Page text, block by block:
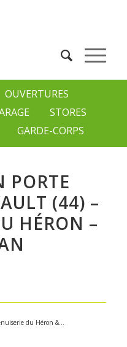
OUVERTURES
STORES
GARDE-CORPS
PORTE
(44) –
HÉRON –
du Héron &...